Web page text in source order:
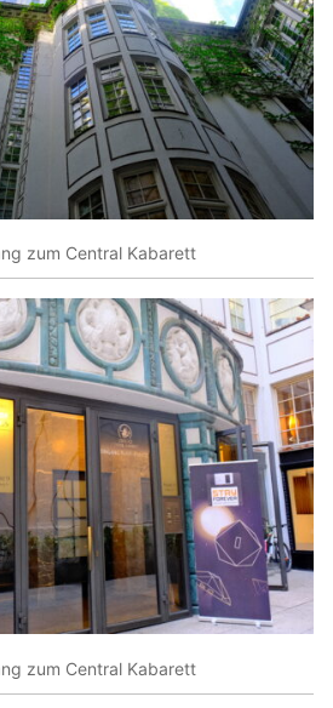
zum Central Kabarett
zum Central Kabarett